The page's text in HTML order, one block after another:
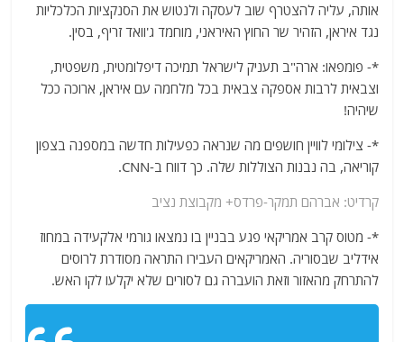
אותה, עליה להצטרף שוב לעסקה ולנטוש את הסנקציות הכלכליות
נגד איראן, הזהיר שר החוץ האיראני, מוחמד ג'וואד זריף, בסין.
*- פומפאו: ארה"ב תעניק לישראל תמיכה דיפלומטית, משפטית,
וצבאית לרבות אספקה צבאית בכל מלחמה עם איראן, ארוכה ככל
שיהיה!
*- צילומי לוויין חושפים מה שנראה כפעילות חדשה במספנה בצפון
קוריאה, בה נבנות הצוללות שלה. כך דווח ב-CNN.
קרדיט: אברהם תמקר-פרדס+ מקבוצת נציב
*- מטוס קרב אמריקאי פגע בבניין בו נמצאו גורמי אלקעידה במחוז
אידליב שבסוריה. האמריקאים העבירו התראה מסודרת לרוסים
להתרחק מהאזור וזאת הועברה גם לסורים שלא יקלעו לקו האש.